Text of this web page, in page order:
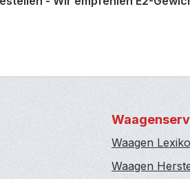
Waagen
Waagen